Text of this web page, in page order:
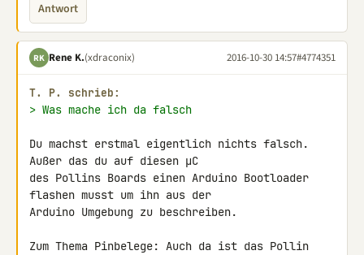
Antwort
RK Rene K.(xdraconix) 2016-10-30 14:57#4774351
T. P. schrieb:
> Was mache ich da falsch
Du machst erstmal eigentlich nichts falsch.
Außer das du auf diesen µC
des Pollins Boards einen Arduino Bootloader
flashen musst um ihn aus der
Arduino Umgebung zu beschreiben.
Zum Thema Pinbelege: Auch da ist das Pollin